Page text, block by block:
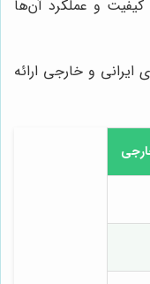
و عملکرد آن‌ها
و خارجی ارائه